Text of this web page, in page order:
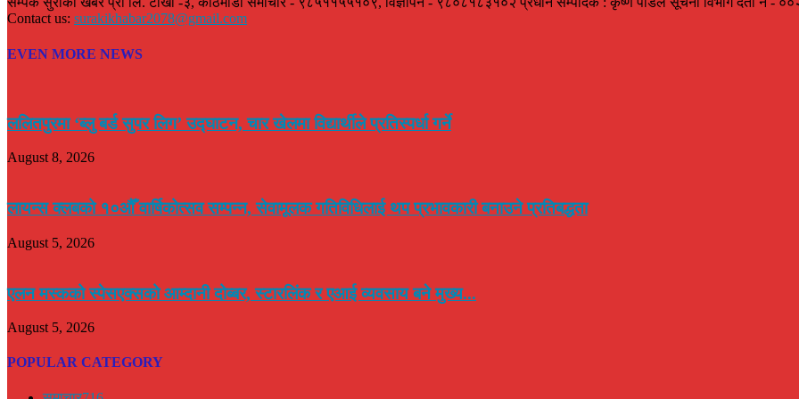
Contact us: surakikhabar2078@gmail.com
EVEN MORE NEWS
ललितपुरमा ‘ब्लु बर्ड सुपर लिग’ उद्घाटन, चार खेलमा विद्यार्थीले प्रतिस्पर्धा गर्ने
August 8, 2026
लायन्स क्लबको १०औँ वार्षिकोत्सव सम्पन्न, सेवामूलक गतिविधिलाई थप प्रभावकारी बनाउने प्रतिबद्धता
August 5, 2026
एलन मस्कको स्पेसएक्सको आम्दानी दोब्बर, स्टारलिंक र एआई व्यवसाय बने मुख्य...
August 5, 2026
POPULAR CATEGORY